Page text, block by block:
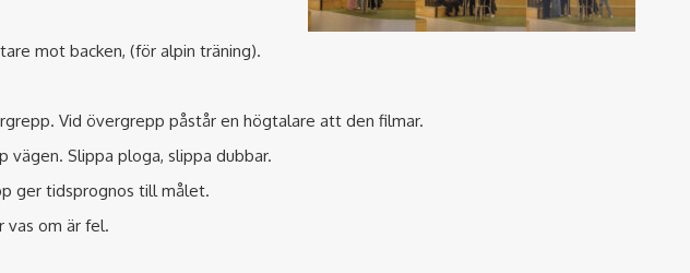
mot backen, (för alpin träning).
Vid övergrepp påstår en högtalare att den filmar.
vägen. Slippa ploga, slippa dubbar.
ger tidsprognos till målet.
vas om är fel.